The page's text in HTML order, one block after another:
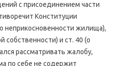
с присоединением части
Конституции
неприкосновенности жилища),
собственности) и ст. 40 (о
рассматривать жалобу,
по себе не содержит